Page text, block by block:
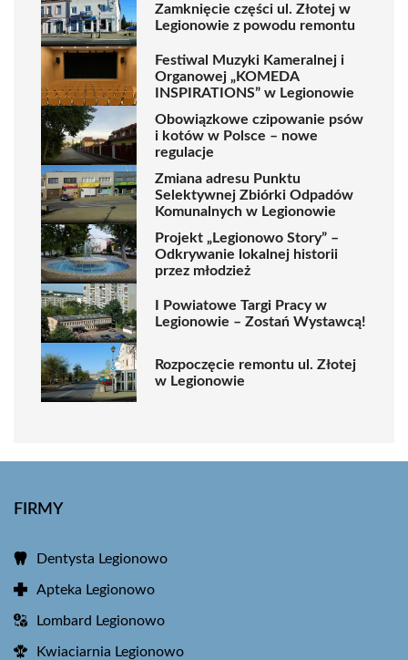
Zamknięcie części ul. Złotej w
Legionowie z powodu remontu
Festiwal Muzyki Kameralnej i
Organowej „KOMEDA
INSPIRATIONS” w Legionowie
Obowiązkowe czipowanie psów
i kotów w Polsce – nowe
regulacje
Zmiana adresu Punktu
Selektywnej Zbiórki Odpadów
Komunalnych w Legionowie
Projekt „Legionowo Story” –
Odkrywanie lokalnej historii
przez młodzież
I Powiatowe Targi Pracy w
Legionowie – Zostań Wystawcą!
Rozpoczęcie remontu ul. Złotej
w Legionowie
FIRMY
Dentysta Legionowo
Apteka Legionowo
Lombard Legionowo
Kwiaciarnia Legionowo